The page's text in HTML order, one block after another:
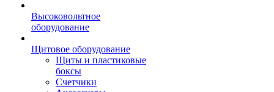
Высоковольтное
оборудование
Щитовое оборудование
Щиты и пластиковые
боксы
Счетчики